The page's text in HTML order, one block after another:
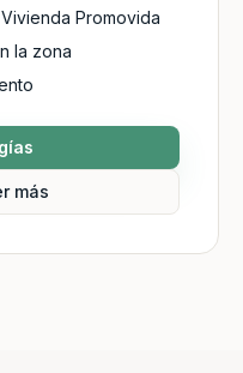
Promovida
la zona
más